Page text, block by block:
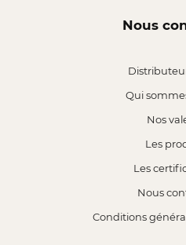
Nous
Qui
Nos
Les
Les
Nous
Conditions